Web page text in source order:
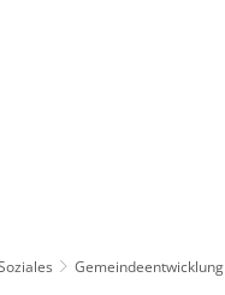
Gemeindeentwicklung